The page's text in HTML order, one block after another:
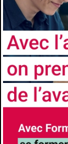
Comment
https://
amu.fr/fr/
Les
à l’issue
reconnus et